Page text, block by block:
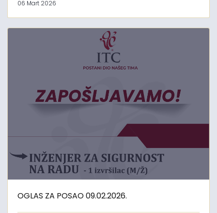
06 Mart 2026
OGLAS ZA POSAO 09.02.2026.